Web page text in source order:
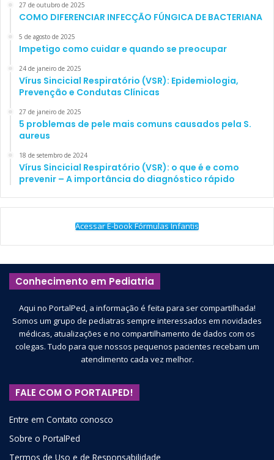
27 de outubro de 2025
COMO DIFERENCIAR INFECÇÃO FÚNGICA DE BACTERIANA
5 de agosto de 2025
Impetigo como cuidar e quando se preocupar
24 de janeiro de 2025
Vírus Sincicial Respiratório (VSR): Epidemiologia,
Prevenção e Condutas Clínicas
27 de janeiro de 2025
5 problemas de pele mais comuns causados pela S.
aureus
18 de setembro de 2024
Vírus Sincicial Respiratório (VSR): o que é e como
prevenir – A importância do diagnóstico rápido
Acessar E-book Fórmulas Infantis
Conhecimento em Pediatria
Aqui no PortalPed, a informação é feita para ser compartilhada!
Somos um grupo de pediatras sempre interessados em novidades
médicas, atualizações e no compartilhamento de dados com os
colegas. Tudo para que nossos pequenos pacientes recebam um
atendimento cada vez melhor.
FALE COM O PORTALPED!
Entre em Contato conosco
Sobre o PortalPed
Termos de Uso e de Responsabilidade